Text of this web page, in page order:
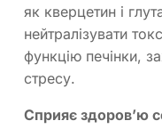
як кверцетин і
нейтралізувати
функцію печінки,
стресу.
Сприяє здоров’ю